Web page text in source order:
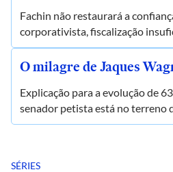
Fachin não restaurará a
corporativista, fiscalização
O milagre de Jaques
Explicação para a evolução de
senador petista está no terreno
SÉRIES